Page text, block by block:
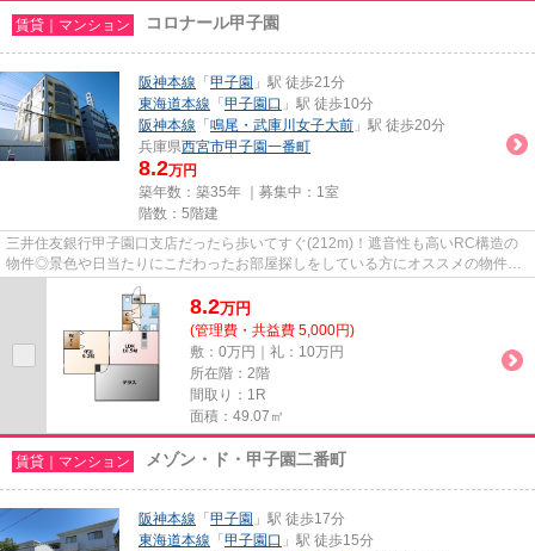
賃貸｜マンション コロナール甲子園
阪神本線 「 甲子園 」駅 徒歩21分
東海道本線 「 甲子園口 」駅 徒歩10分
阪神本線 「 鳴尾・武庫川女子大前 」駅 徒歩20分
兵庫県西宮市甲子園一番町
8.2万円
築年数：築35年 ｜募集中： 1室
階数：5階建
三井住友銀行甲子園口支店だったら歩いてすぐ(212m)！遮音性も高いRC構造の
物件◎景色や日当たりにこだわったお部屋探しをしている方にオススメの物件を
提供します◎当社スタッフが地域...
8.2万円
(管理費・共益費 5,000円)
敷：0万円｜礼：10万円
所在階：2階
間取り：1R
面積：49.07㎡
賃貸｜マンション メゾン・ド・甲子園二番町
阪神本線 「 甲子園 」駅 徒歩17分
東海道本線 「 甲子園口 」駅 徒歩15分